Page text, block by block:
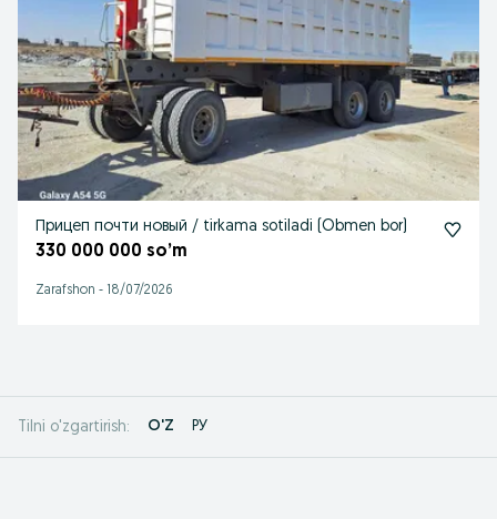
Прицеп почти новый / tirkama sotiladi (Obmen bor)
330 000 000 so’m
Zarafshon - 18/07/2026
Tilni o'zgartirish: O'Z РУ